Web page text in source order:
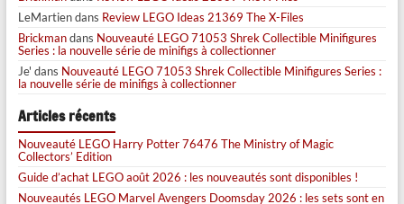
LeMartiendans Review LEGO Ideas 21369 The X-Files
Brickmandans Nouveauté LEGO 71053 Shrek Collectible Minifigures
Series : la nouvelle série de minifigs à collectionner
Je' dans Nouveauté LEGO 71053 Shrek Collectible Minifigures Series :
la nouvelle série de minifigs à collectionner
Articles récents
Nouveauté LEGO Harry Potter 76476 The Ministry of Magic
Collectors’ Edition
Guide d’achat LEGO août 2026 : les nouveautés sont disponibles !
Nouveautés LEGO Marvel Avengers Doomsday 2026 : les sets sont en